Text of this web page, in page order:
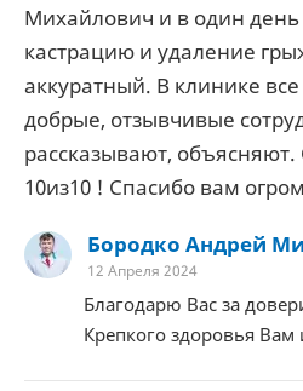
Михайлович и в один
кастрацию и удаление
аккуратный. В клинике
добрые, отзывчивые
рассказывают,
10из10 ! Спасибо вам
Бородко Андрей
12 Апреля 2024
Благодарю Вас за
Крепкого здоровья